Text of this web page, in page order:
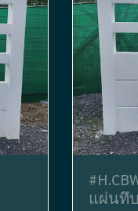
แผ่นทึบ